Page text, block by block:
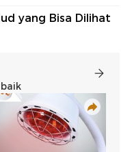
yang Bisa Dilihat